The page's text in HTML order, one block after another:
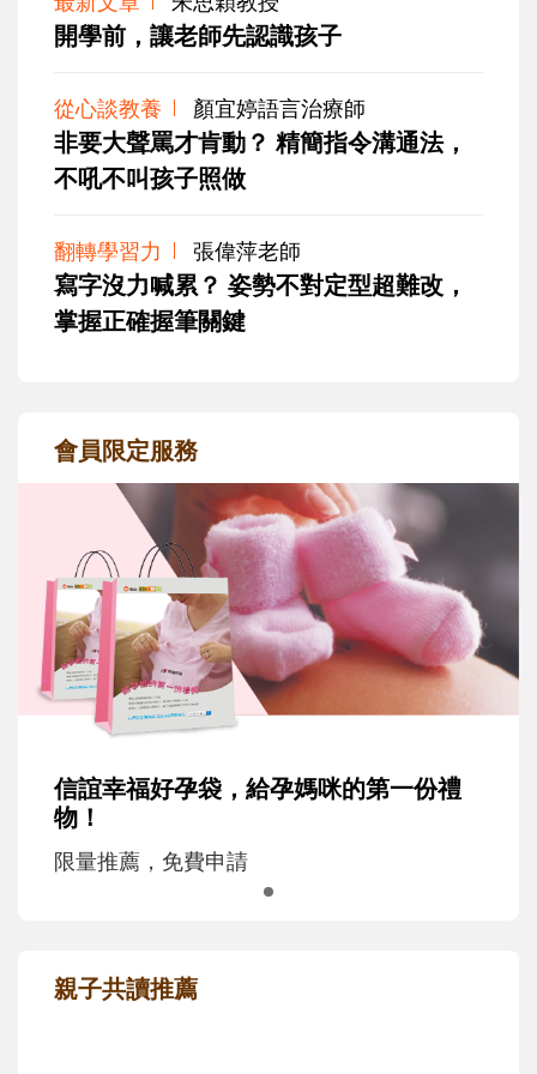
開學前，讓老師先認識孩子
從心談教養 顏宜婷語言治療師
非要大聲罵才肯動？ 精簡指令溝通法，
不吼不叫孩子照做
翻轉學習力 張偉萍老師
寫字沒力喊累？ 姿勢不對定型超難改，
掌握正確握筆關鍵
會員限定服務
信誼幸福好孕袋，給孕媽咪的第一份禮
物！
限量推薦，免費申請
親子共讀推薦